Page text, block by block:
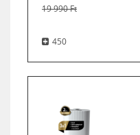
19 990 Ft
450